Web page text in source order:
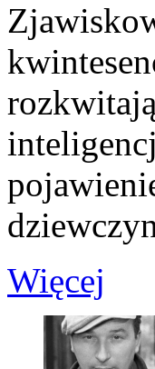
Więcej